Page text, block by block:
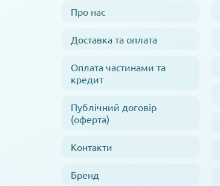
Про нас
Доставка та оплата
Оплата частинами та
кредит
Публічний договір
(оферта)
Контакти
Бренд